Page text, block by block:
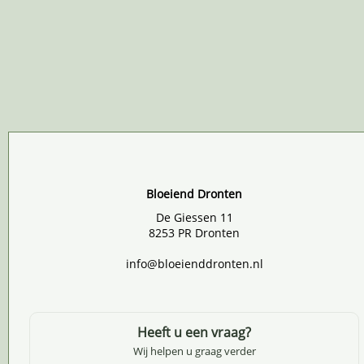
Bloeiend Dronten
De Giessen 11
8253 PR Dronten
info@bloeienddronten.nl
Heeft u een vraag?
Wij helpen u graag verder